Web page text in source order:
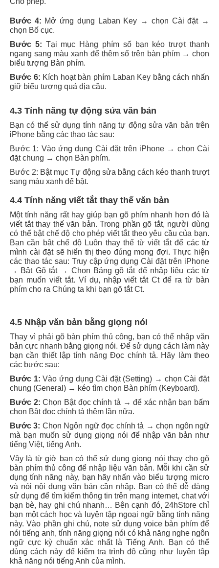
Bước 4: Mở ứng dụng Laban Key → chọn Cài đặt →
chọn Bố cục.
Bước 5: Tại mục Hàng phím số bạn kéo trượt thanh
ngang sang màu xanh để thêm số trên bàn phím → chọn
biểu tượng Bàn phím.
Bước 6: Kích hoạt bàn phím Laban Key bằng cách nhấn
giữ biểu tượng quả địa cầu.
4.3 Tính năng tự động sửa văn bản
Bạn có thể sử dụng tính năng tự động sửa văn bản trên
iPhone bằng các thao tác sau:
Bước 1: Vào ứng dụng Cài đặt trên iPhone → chọn Cài
đặt chung → chọn Bàn phím.
Bước 2: Bật mục Tự động sửa bằng cách kéo thanh trượt
sang màu xanh để bật.
4.4 Tính năng viết tắt thay thế văn bản
Một tính năng rất hay giúp bạn gõ phím nhanh hơn đó là
viết tắt thay thế văn bản. Trong phần gõ tắt, người dùng
có thể bật chế độ cho phép viết tắt theo yêu cầu của bạn.
Bạn cần bật chế độ Luôn thay thế từ viết tắt để các từ
mình cài đặt sẽ hiển thị theo đúng mong đợi. Thực hiện
các thao tác sau: Truy cập ứng dụng Cài đặt trên iPhone
→ Bật Gõ tắt → Chọn Bảng gõ tắt để nhập liệu các từ
bạn muốn viết tắt. Ví dụ, nhập viết tắt Ct để ra từ bàn
phím cho ra Chúng ta khi bạn gõ tắt Ct.
4.5 Nhập văn bản bằng giọng nói
Thay vì phải gõ bàn phím thủ công, bạn có thể nhập văn
bản cực nhanh bằng giọng nói. Để sử dụng cách làm này
bạn cần thiết lập tính năng Đọc chính tả. Hãy làm theo
các bước sau:
Bước 1: Vào ứng dụng Cài đặt (Setting) → chọn Cài đặt
chung (General) → kéo tìm chọn Bàn phím (Keyboard).
Bước 2:Chọn Bật đọc chính tả → để xác nhận bạn bấm
chọn Bật đọc chính tả thêm lần nữa.
Bước 3: Chọn Ngôn ngữ đọc chính tả → chọn ngôn ngữ
mà bạn muốn sử dụng giọng nói để nhập văn bản như
tiếng Việt, tiếng Anh.
Vậy là từ giờ bạn có thể sử dụng giọng nói thay cho gõ
bàn phím thủ công để nhập liệu văn bản. Mỗi khi cần sử
dụng tính năng này, bạn hãy nhấn vào biểu tượng micro
và nói nội dung văn bản cần nhập. Bạn có thể dễ dàng
sử dụng để tìm kiếm thông tin trên mạng internet, chat với
bạn bè, hay ghi chú nhanh… Bên cạnh đó, 24hStore chỉ
bạn một cách học và luyện tập ngoại ngữ bằng tính năng
này. Vào phần ghi chú, note sử dụng voice bàn phím để
nói tiếng anh, tính năng giọng nói có khả năng nghe ngôn
ngữ cực kỳ chuẩn xác nhất là Tiếng Anh. Bạn có thể
dùng cách này để kiểm tra trình độ cũng như luyện tập
khả năng nói tiếng Anh của mình.